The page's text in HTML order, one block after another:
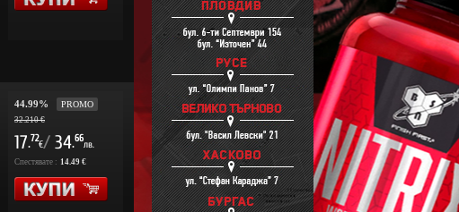
44.99% PROMO
32.210 €
17.72
€/ 34.66
лв.
Спестявате : 14.49 €